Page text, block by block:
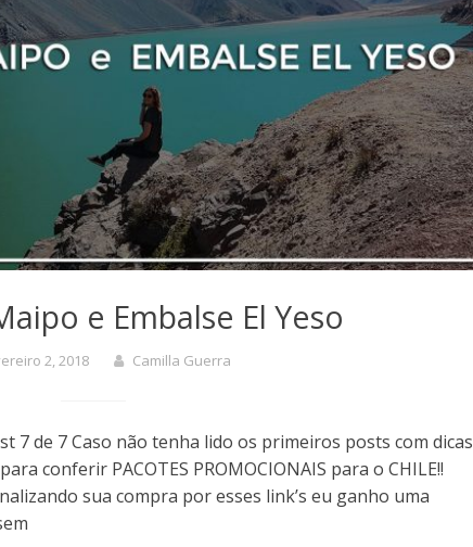
e Embalse El Yeso
2, 2018 Camilla Guerra
7 de 7 Caso não tenha lido os primeiros posts com dicas
conferir PACOTES PROMOCIONAIS para o CHILE!!
sua compra por esses link’s eu ganho uma